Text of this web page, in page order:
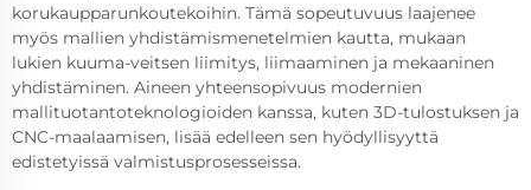
korukaupparunkoutekoihin. Tämä sopeutuvuus laajenee
myös mallien yhdistämismenetelmien kautta, mukaan
lukien kuuma-veitsen liimitys, liimaaminen ja mekaaninen
yhdistäminen. Aineen yhteensopivuus modernien
mallituotantoteknologioiden kanssa, kuten 3D-tulostuksen ja
CNC-maalaamisen, lisää edelleen sen hyödyllisyyttä
edistetyissä valmistusprosesseissa.